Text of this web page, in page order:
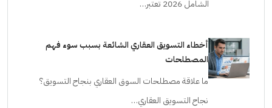
الشامل 2026 تعتبر…
أخطاء التسويق العقاري الشائعة بسبب سوء فهم
المصطلحات
ما علاقة مصطلحات السوق العقاري بنجاح التسويق؟
نجاح التسويق العقاري…